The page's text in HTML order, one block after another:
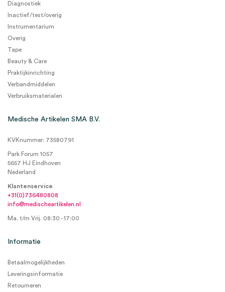
Diagnostiek
Inactief/test/overig
Instrumentarium
Overig
Tape
Beauty & Care
Praktijkinrichting
Verbandmiddelen
Verbruiksmaterialen
Medische Artikelen SMA B.V.
KVKnummer: 73580791
Park Forum 1057
5657 HJ Eindhoven
Nederland
Klantenservice
+31(0)736480808
info@medischeartikelen.nl
Ma. t/m Vrij. 08:30 - 17:00
Informatie
Betaalmogelijkheden
Leveringsinformatie
Retourneren